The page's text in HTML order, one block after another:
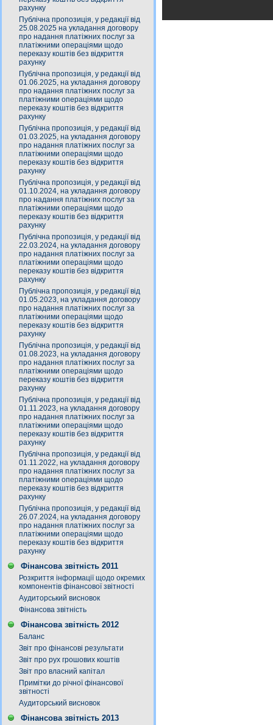
рахунку
Публічна пропозиція, у редакції від
25.08.2025 на укладання договору
про надання платіжних послуг за
платіжними операціями щодо
переказу коштів без відкриття
рахунку
Публічна пропозиція, у редакції від
01.06.2025, на укладання договору
про надання платіжних послуг за
платіжними операціями щодо
переказу коштів без відкриття
рахунку
Публічна пропозиція, у редакції від
01.03.2025, на укладання договору
про надання платіжних послуг за
платіжними операціями щодо
переказу коштів без відкриття
рахунку
Публічна пропозиція, у редакції від
01.10.2024, на укладання договору
про надання платіжних послуг за
платіжними операціями щодо
переказу коштів без відкриття
рахунку
Публічна пропозиція, у редакції від
22.03.2024, на укладання договору
про надання платіжних послуг за
платіжними операціями щодо
переказу коштів без відкриття
рахунку
Публічна пропозиція, у редакції від
01.05.2023, на укладання договору
про надання платіжних послуг за
платіжними операціями щодо
переказу коштів без відкриття
рахунку
Публічна пропозиція, у редакції від
01.08.2023, на укладання договору
про надання платіжних послуг за
платіжними операціями щодо
переказу коштів без відкриття
рахунку
Публічна пропозиція, у редакції від
01.11.2023, на укладання договору
про надання платіжних послуг за
платіжними операціями щодо
переказу коштів без відкриття
рахунку
Публічна пропозиція, у редакції від
01.11.2022, на укладання договору
про надання платіжних послуг за
платіжними операціями щодо
переказу коштів без відкриття
рахунку
Публічна пропозиція, у редакції від
26.07.2024, на укладання договору
про надання платіжних послуг за
платіжними операціями щодо
переказу коштів без відкриття
рахунку
Фінансова звітність 2011
Розкриття інформації щодо окремих
компонентів фінансової звітності
Аудиторський висновок
Фінансова звітність
Фінансова звітність 2012
Баланс
Звіт про фінансові результати
Звіт про рух грошових коштів
Звіт про власний капітал
Примітки до річної фінансової
звітності
Аудиторський висновок
Фінансова звітність 2013